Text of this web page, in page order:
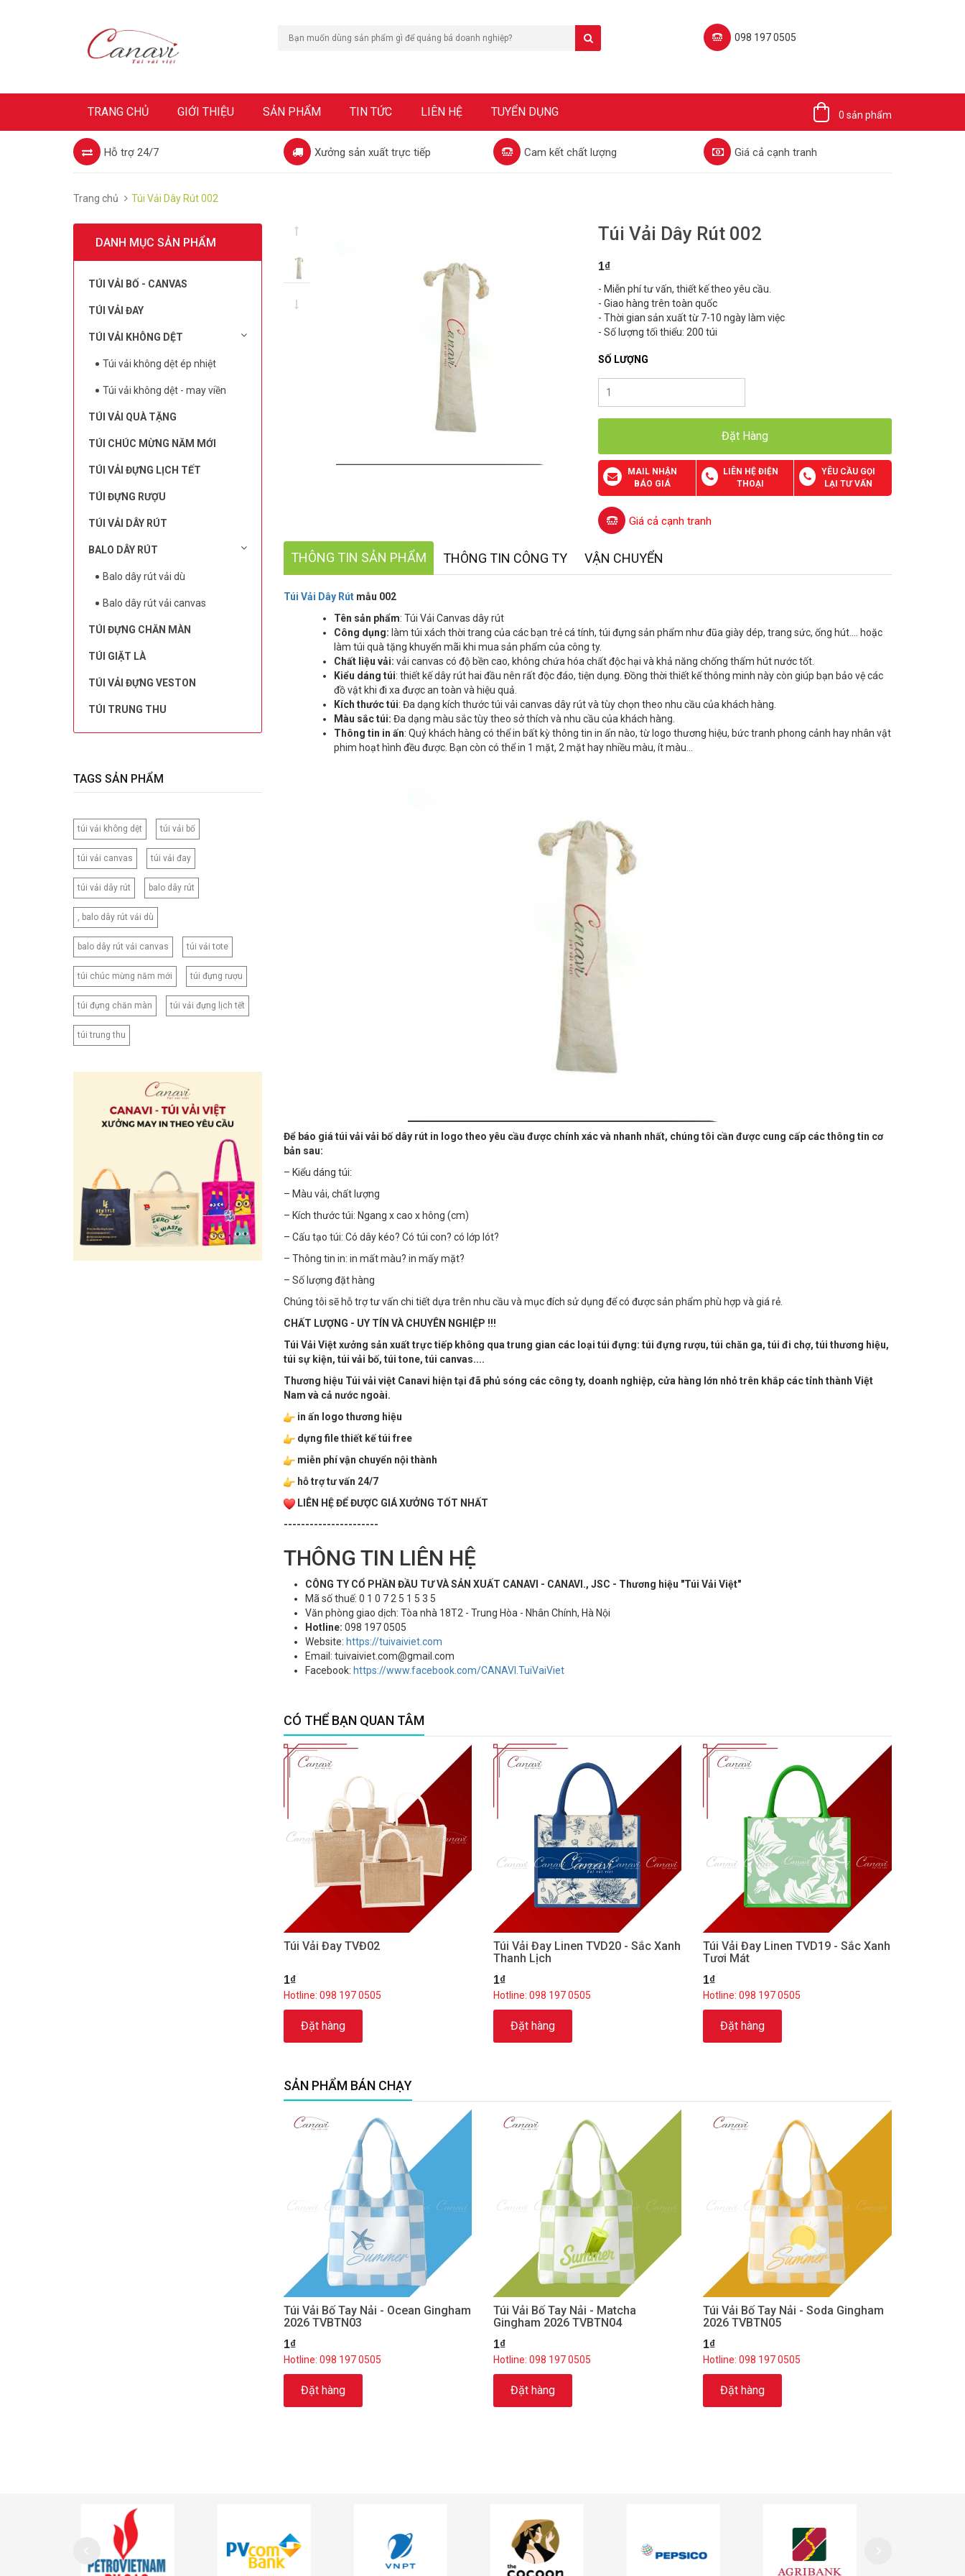
098 197 0505‬
TRANG CHỦ GIỚI THIỆU SẢN PHẨM TIN TỨC LIÊN HỆ TUYỂN DỤNG 0 sản phẩm
Hỗ trợ 24/7 Xưởng sản xuất trực tiếp Cam kết chất lượng Giá cả cạnh tranh
Trang chủ Túi Vải Dây Rút 002
DANH MỤC SẢN PHẨM
TÚI VẢI BỐ - CANVAS
TÚI VẢI ĐAY
TÚI VẢI KHÔNG DỆT
Túi vải không dệt ép nhiệt
Túi vải không dệt - may viền
TÚI VẢI QUÀ TẶNG
TÚI CHÚC MỪNG NĂM MỚI
TÚI VẢI ĐỰNG LỊCH TẾT
TÚI ĐỰNG RƯỢU
TÚI VẢI DÂY RÚT
BALO DÂY RÚT
Balo dây rút vải dù
Balo dây rút vải canvas
TÚI ĐỰNG CHĂN MÀN
TÚI GIẶT LÀ
TÚI VẢI ĐỰNG VESTON
TÚI TRUNG THU
TAGS SẢN PHẨM
túi vải không dệt túi vải bố
túi vải canvas túi vải đay
túi vải dây rút balo dây rút
, balo dây rút vải dù
balo dây rút vải canvas túi vải tote
túi chúc mừng năm mới túi đựng rượu
túi đựng chăn màn túi vải đựng lịch tết
túi trung thu
Túi Vải Dây Rút 002
1₫
- Miễn phí tư vấn, thiết kế theo yêu cầu.
- Giao hàng trên toàn quốc
- Thời gian sản xuất từ 7-10 ngày làm việc
- Số lượng tối thiểu: 200 túi
SỐ LƯỢNG
Đặt Hàng
MAIL NHẬN
BÁO GIÁ
LIÊN HỆ ĐIỆN
THOẠI
YÊU CẦU GỌI
LẠI TƯ VẤN
Giá cả cạnh tranh
THÔNG TIN SẢN PHẨM THÔNG TIN CÔNG TY VẬN CHUYỂN
Túi Vải Dây Rútmẫu 002
Tên sản phẩm: Túi Vải Canvas dây rút
Công dụng: làm túi xách thời trang của các bạn trẻ cá tính, túi đựng sản phẩm như đũa giày dép, trang sức, ống hút…. hoặc
làm túi quà tặng khuyến mãi khi mua sản phẩm của công ty.
Chất liệu vải: vải canvas có độ bền cao, không chứa hóa chất độc hại và khả năng chống thấm hút nước tốt.
Kiểu dáng túi: thiết kế dây rút hai đầu nên rất độc đáo, tiện dụng. Đồng thời thiết kế thông minh này còn giúp bạn bảo vệ các
đồ vật khi đi xa được an toàn và hiệu quả.
Kích thước túi: Đa dạng kích thước túi vải canvas dây rút và tùy chọn theo nhu cầu của khách hàng.
Màu sắc túi: Đa dạng màu sắc tùy theo sở thích và nhu cầu của khách hàng.
Thông tin in ấn: Quý khách hàng có thể in bất kỳ thông tin in ấn nào, từ logo thương hiệu, bức tranh phong cảnh hay nhân vật
phim hoạt hình đều được. Bạn còn có thể in 1 mặt, 2 mặt hay nhiều màu, ít màu…
Để báo giá túi vải vải bố dây rút in logo theo yêu cầu được chính xác và nhanh nhất, chúng tôi cần được cung cấp các thông tin cơ
bản sau:
– Kiểu dáng túi:
– Màu vải, chất lượng
– Kích thước túi: Ngang x cao x hông (cm)
– Cấu tạo túi: Có dây kéo? Có túi con? có lớp lót?
– Thông tin in: in mất màu? in mấy mặt?
– Số lượng đặt hàng
Chúng tôi sẽ hỗ trợ tư vấn chi tiết dựa trên nhu cầu và mục đích sử dụng để có được sản phẩm phù hợp và giá rẻ.
CHẤT LƯỢNG - UY TÍN VÀ CHUYÊN NGHIỆP !!!
Túi Vải Việt xưởng sản xuất trực tiếp không qua trung gian các loại túi đựng: túi đựng rượu, túi chăn ga, túi đi chợ, túi thương hiệu,
túi sự kiện, túi vải bố, túi tone, túi canvas....
Thương hiệu Túi vải việt Canavi hiện tại đã phủ sóng các công ty, doanh nghiệp, cửa hàng lớn nhỏ trên khắp các tỉnh thành Việt
Nam và cả nước ngoài.
in ấn logo thương hiệu
dựng file thiết kế túi free
miễn phí vận chuyển nội thành
hỗ trợ tư vấn 24/7
LIÊN HỆ ĐỂ ĐƯỢC GIÁ XƯỞNG TỐT NHẤT
----------------------
THÔNG TIN LIÊN HỆ
CÔNG TY CỔ PHẦN ĐẦU TƯ VÀ SẢN XUẤT CANAVI - CANAVI., JSC - Thương hiệu "Túi Vải Việt"
Mã số thuế: 0 1 0 7 2 5 1 5 3 5
Văn phòng giao dịch: Tòa nhà 18T2 - Trung Hòa - Nhân Chính, Hà Nội
Hotline: 098 197 0505‬
Website: https://tuivaiviet.com
Email: tuivaiviet.com@gmail.com
Facebook: https://www.facebook.com/CANAVI.TuiVaiViet
CÓ THỂ BẠN QUAN TÂM
Túi Vải Đay TVĐ02
1₫
Hotline: 098 197 0505
Đặt hàng
Túi Vải Đay Linen TVD20 - Sắc Xanh
Thanh Lịch
1₫
Hotline: 098 197 0505
Đặt hàng
Túi Vải Đay Linen TVD19 - Sắc Xanh
Tươi Mát
1₫
Hotline: 098 197 0505
Đặt hàng
SẢN PHẨM BÁN CHẠY
Túi Vải Bố Tay Nải - Ocean Gingham
2026 TVBTN03
1₫
Hotline: 098 197 0505
Đặt hàng
Túi Vải Bố Tay Nải - Matcha
Gingham 2026 TVBTN04
1₫
Hotline: 098 197 0505
Đặt hàng
Túi Vải Bố Tay Nải - Soda Gingham
2026 TVBTN05
1₫
Hotline: 098 197 0505
Đặt hàng